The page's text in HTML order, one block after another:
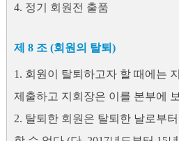
4. 정기 회원전 출품
제 8 조 (회원의 탈퇴)
1. 회원이 탈퇴하고자 할 때에는
제출하고 지회장은 이를 본부에
2. 탈퇴한 회원은 탈퇴한 날로부